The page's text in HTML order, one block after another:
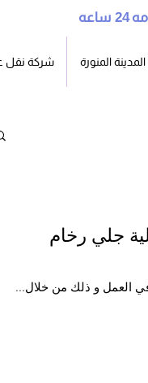
24
شركة نقل المنورة
جلي رخام
في العمل و ذلك من خلال...